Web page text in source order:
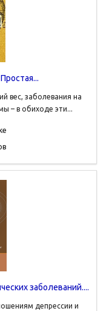
вес, заболевания на
– в обиходе эти...
заболеваний....
депрессии и